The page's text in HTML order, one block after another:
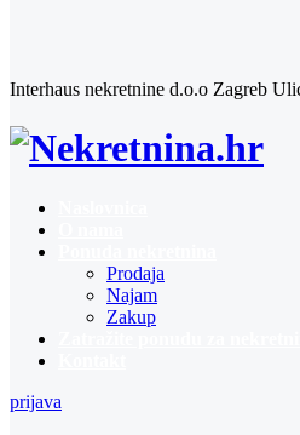
Interhaus nekretnine d.o.o Zagreb
Prodaja
Najam
Zakup
prijava